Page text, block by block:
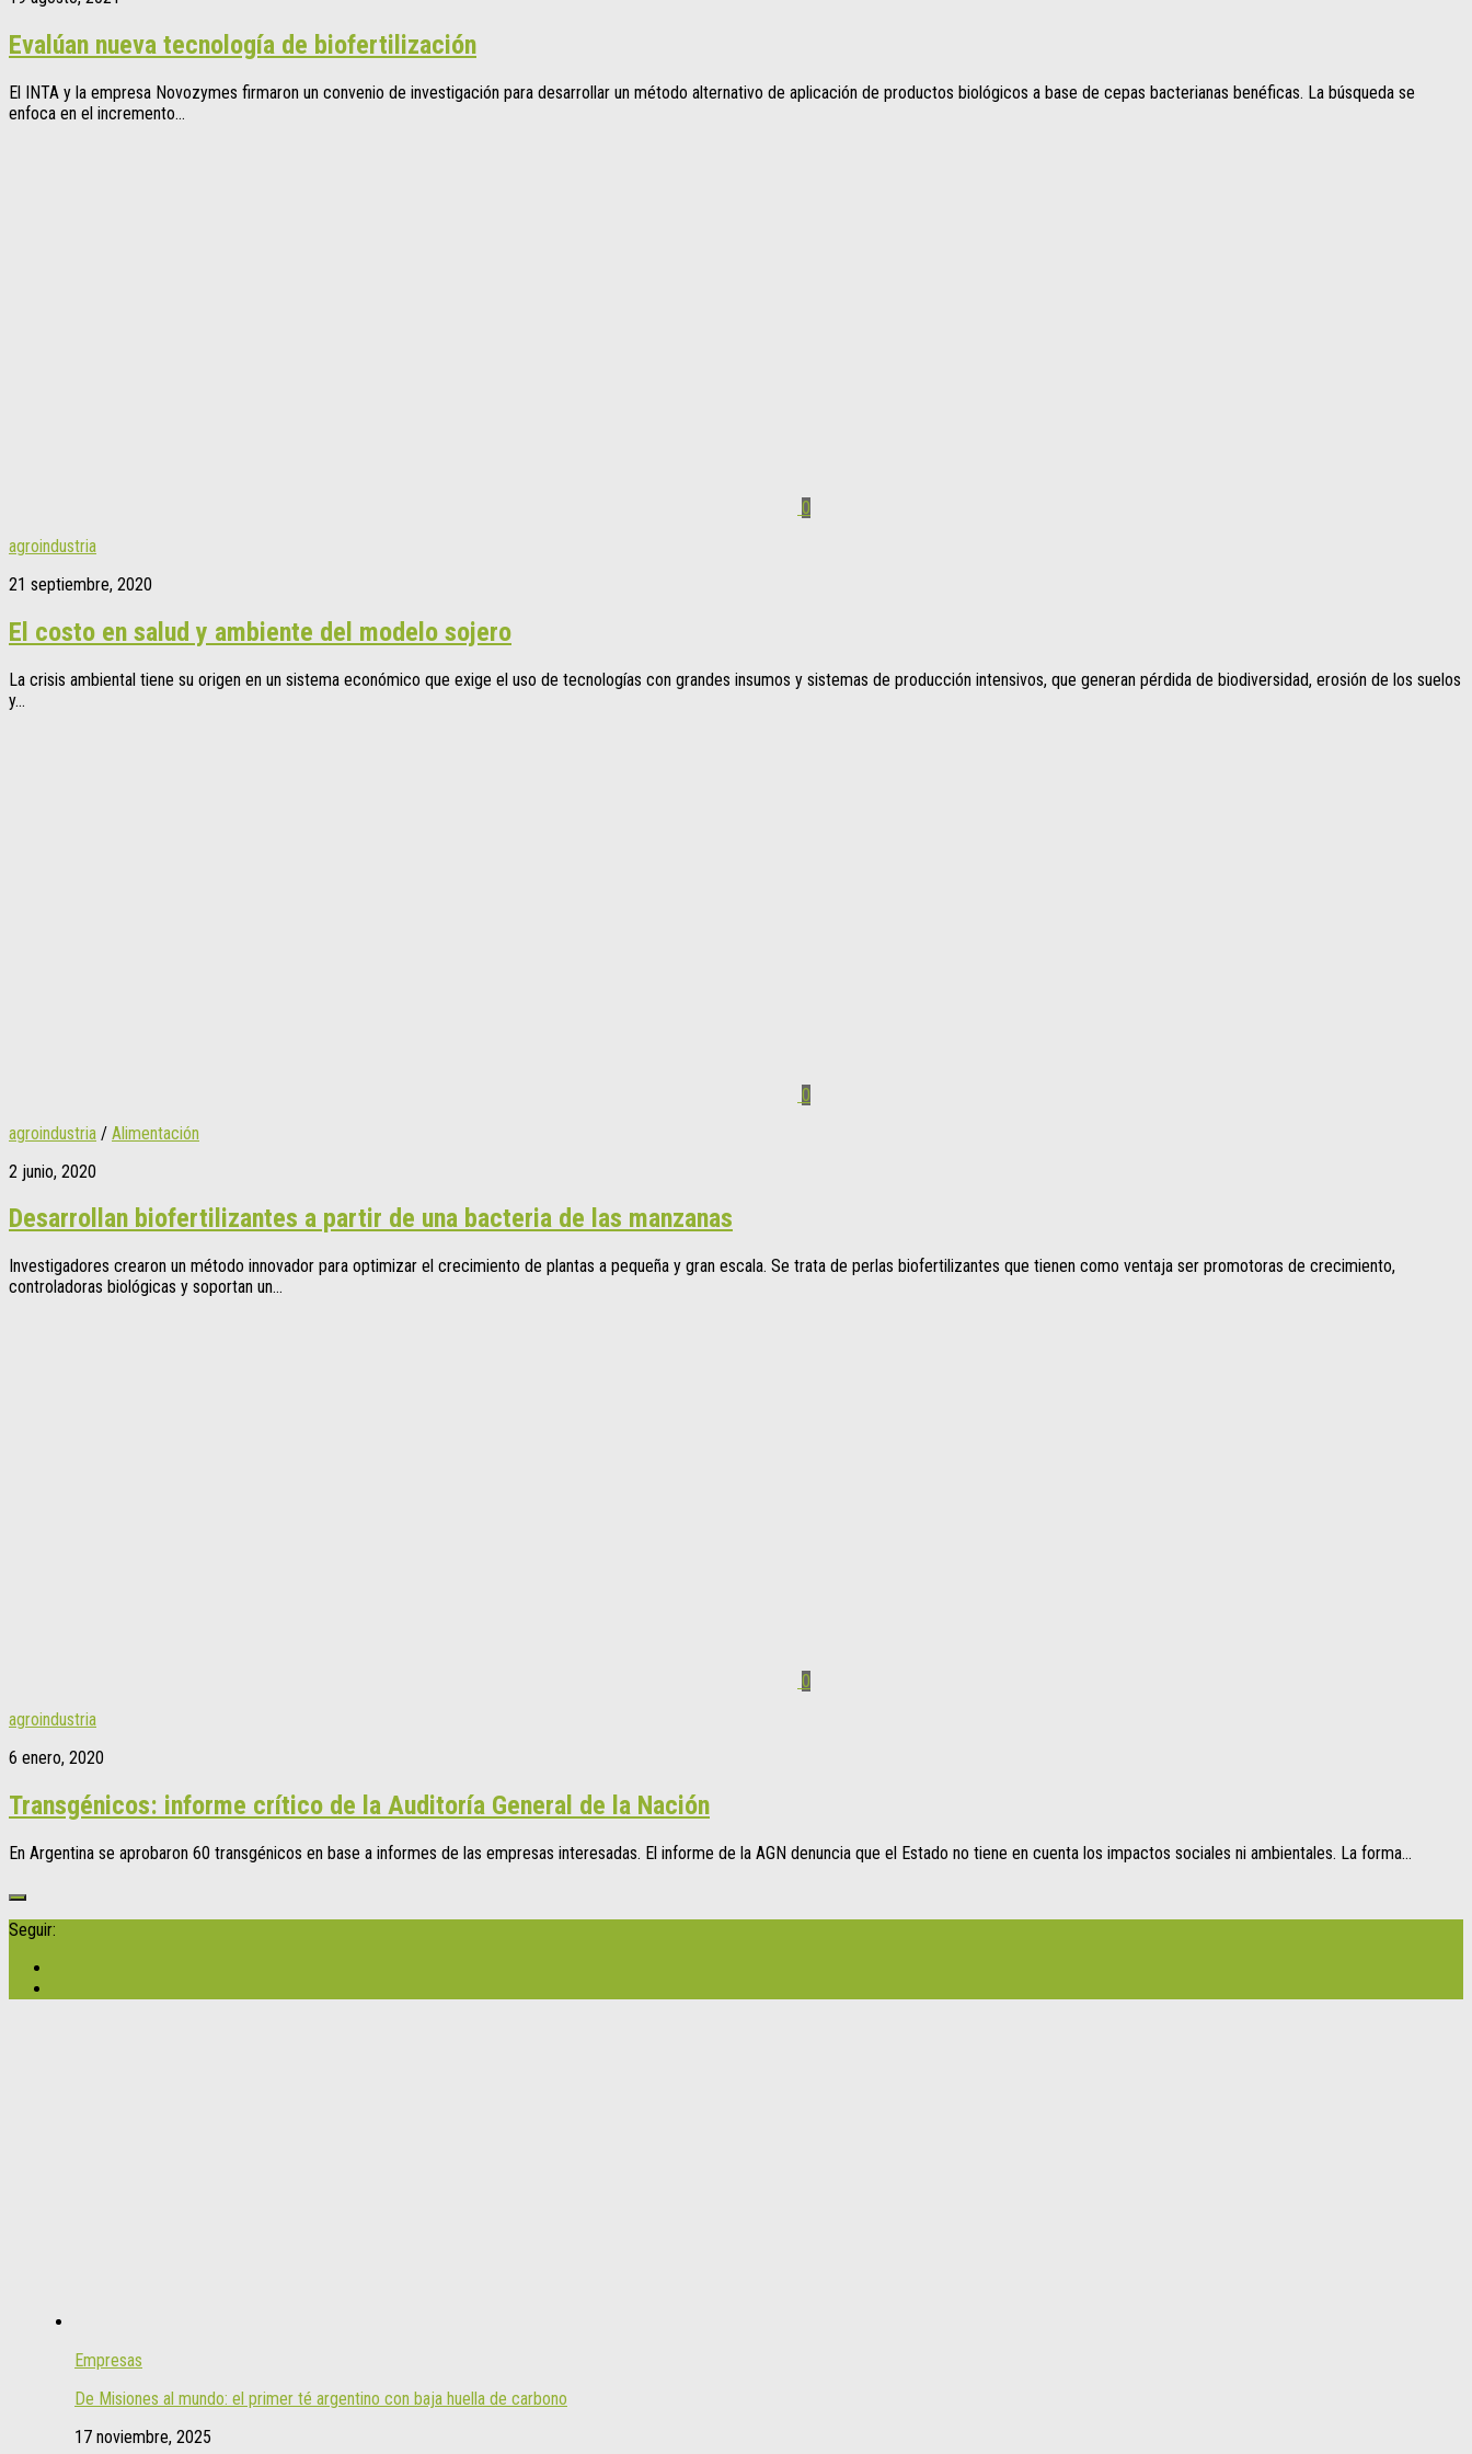
Evalúan nueva tecnología de biofertilización
El INTA y la empresa Novozymes firmaron un convenio de investigación para desarrollar un método alternativo de aplicación de productos biológicos a base de cepas bacterianas benéficas. La búsqueda se
enfoca en el incremento...
0
agroindustria
21 septiembre, 2020
El costo en salud y ambiente del modelo sojero
La crisis ambiental tiene su origen en un sistema económico que exige el uso de tecnologías con grandes insumos y sistemas de producción intensivos, que generan pérdida de biodiversidad, erosión de los suelos
y...
0
agroindustria / Alimentación
2 junio, 2020
Desarrollan biofertilizantes a partir de una bacteria de las manzanas
Investigadores crearon un método innovador para optimizar el crecimiento de plantas a pequeña y gran escala. Se trata de perlas biofertilizantes que tienen como ventaja ser promotoras de crecimiento,
controladoras biológicas y soportan un...
0
agroindustria
6 enero, 2020
Transgénicos: informe crítico de la Auditoría General de la Nación
En Argentina se aprobaron 60 transgénicos en base a informes de las empresas interesadas. El informe de la AGN denuncia que el Estado no tiene en cuenta los impactos sociales ni ambientales. La forma...
Seguir:
Empresas
De Misiones al mundo: el primer té argentino con baja huella de carbono
17 noviembre, 2025